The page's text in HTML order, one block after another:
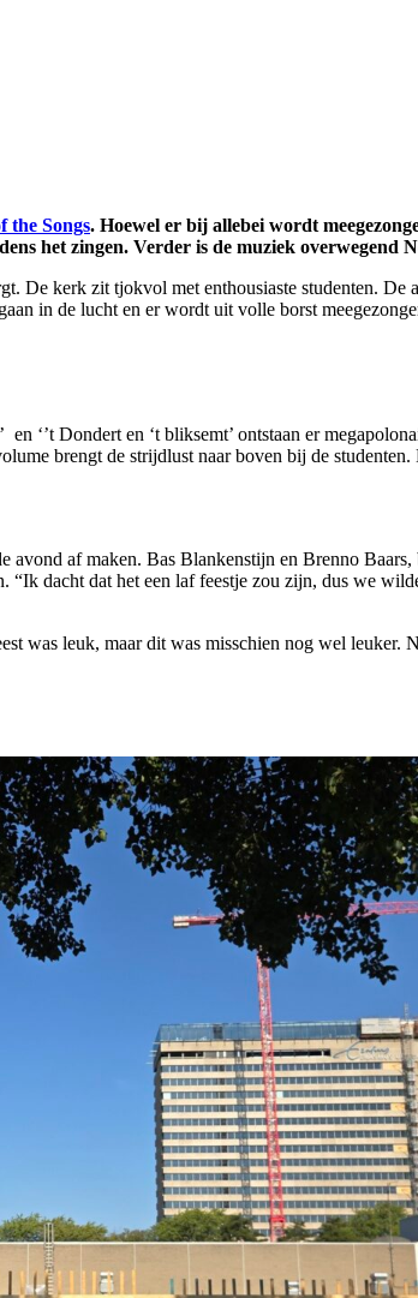
the Songs. Hoewel er bij allebei wordt
het zingen. Verder is de muziek overwegend
De kerk zit tjokvol met enthousiaste studenten.
in de lucht en er wordt uit volle borst
‘’t Dondert en ‘t bliksemt’ ontstaan er
brengt de strijdlust naar boven bij de
af maken. Bas Blankenstijn en Brenno
dacht dat het een laf feestje zou zijn, dus we
was leuk, maar dit was misschien nog wel leuker.